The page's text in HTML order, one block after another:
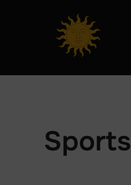
Sports